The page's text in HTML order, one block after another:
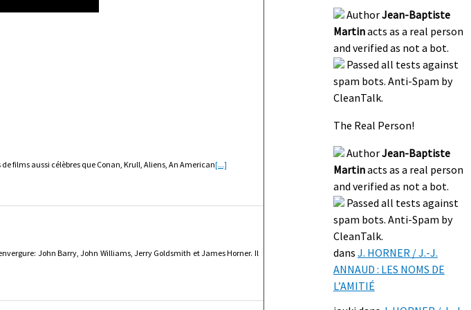
films aussi célèbres que Conan, Krull, Aliens, An American[...]
John Barry, John Williams, Jerry Goldsmith et James Horner. Il
AuthorJean-Baptiste
Martinacts as a real person
and verified as not a bot.
Passed all tests against
spam bots. Anti-Spam by
CleanTalk.
The Real Person!
AuthorJean-Baptiste
Martinacts as a real person
and verified as not a bot.
Passed all tests against
spam bots. Anti-Spam by
CleanTalk.
dans J. HORNER / J.-J.
ANNAUD : LES NOMS DE
L’AMITIÉ